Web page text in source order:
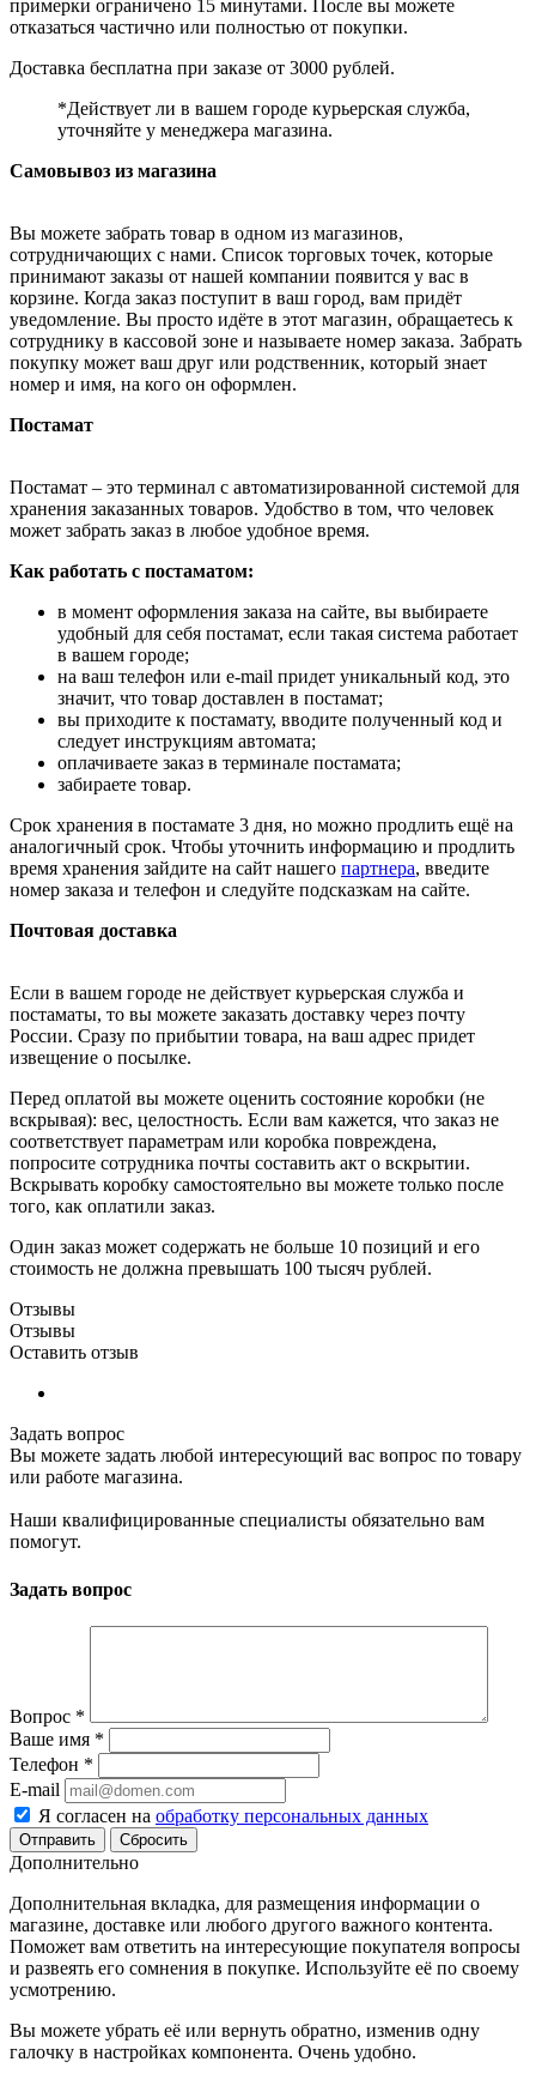
примерки ограничено 15 минутами. После вы можете
отказаться частично или полностью от покупки.
Доставка бесплатна при заказе от 3000 рублей.
*Действует ли в вашем городе курьерская служба,
уточняйте у менеджера магазина.
Самовывоз из магазина
Вы можете забрать товар в одном из магазинов,
сотрудничающих с нами. Список торговых точек, которые
принимают заказы от нашей компании появится у вас в
корзине. Когда заказ поступит в ваш город, вам придёт
уведомление. Вы просто идёте в этот магазин, обращаетесь к
сотруднику в кассовой зоне и называете номер заказа. Забрать
покупку может ваш друг или родственник, который знает
номер и имя, на кого он оформлен.
Постамат
Постамат – это терминал с автоматизированной системой для
хранения заказанных товаров. Удобство в том, что человек
может забрать заказ в любое удобное время.
Как работать с постаматом:
в момент оформления заказа на сайте, вы выбираете
удобный для себя постамат, если такая система работает
в вашем городе;
на ваш телефон или e-mail придет уникальный код, это
значит, что товар доставлен в постамат;
вы приходите к постамату, вводите полученный код и
следует инструкциям автомата;
оплачиваете заказ в терминале постамата;
забираете товар.
Срок хранения в постамате 3 дня, но можно продлить ещё на
аналогичный срок. Чтобы уточнить информацию и продлить
время хранения зайдите на сайт нашего партнера, введите
номер заказа и телефон и следуйте подсказкам на сайте.
Почтовая доставка
Если в вашем городе не действует курьерская служба и
постаматы, то вы можете заказать доставку через почту
России. Сразу по прибытии товара, на ваш адрес придет
извещение о посылке.
Перед оплатой вы можете оценить состояние коробки (не
вскрывая): вес, целостность. Если вам кажется, что заказ не
соответствует параметрам или коробка повреждена,
попросите сотрудника почты составить акт о вскрытии.
Вскрывать коробку самостоятельно вы можете только после
того, как оплатили заказ.
Один заказ может содержать не больше 10 позиций и его
стоимость не должна превышать 100 тысяч рублей.
Отзывы
Отзывы
Оставить отзыв
Задать вопрос
Вы можете задать любой интересующий вас вопрос по товару
или работе магазина.
Наши квалифицированные специалисты обязательно вам
помогут.
Задать вопрос
Вопрос *
Ваше имя *
Телефон *
E-mail
Я согласен на обработку персональных данных
Сбросить
Дополнительно
Дополнительная вкладка, для размещения информации о
магазине, доставке или любого другого важного контента.
Поможет вам ответить на интересующие покупателя вопросы
и развеять его сомнения в покупке. Используйте её по своему
усмотрению.
Вы можете убрать её или вернуть обратно, изменив одну
галочку в настройках компонента. Очень удобно.